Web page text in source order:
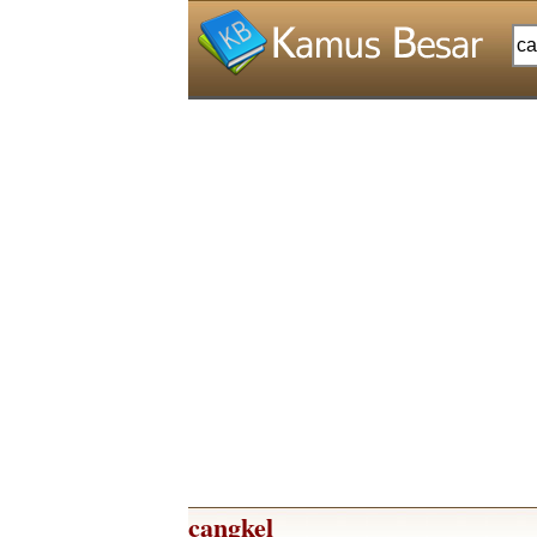
cangkel